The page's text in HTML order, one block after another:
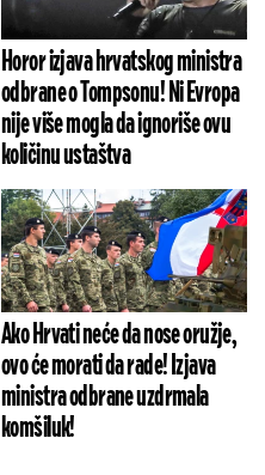
Horor izjava hrvatskog ministra
odbrane o Tompsonu! Ni Evropa
nije više mogla da ignoriše ovu
količinu ustaštva
Ako Hrvati neće da nose oružje,
ovo će morati da rade! Izjava
ministra odbrane uzdrmala
komšiluk!